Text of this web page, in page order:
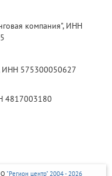
компания", ИНН
ИНН 575300050627
4817003180
"Регион центр" 2004 - 2026